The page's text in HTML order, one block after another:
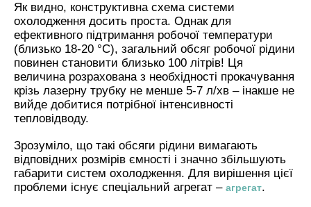
Як видно, конструктивна схема системи
охолодження досить проста. Однак для
ефективного підтримання робочої температури
(близько 18-20 °С), загальний обсяг робочої рідини
повинен становити близько 100 літрів! Ця
величина розрахована з необхідності прокачування
крізь лазерну трубку не менше 5-7 л/хв – інакше не
вийде добитися потрібної інтенсивності
тепловідводу.
Зрозуміло, що такі обсяги рідини вимагають
відповідних розмірів ємності і значно збільшують
габарити систем охолодження. Для вирішення цієї
проблеми існує спеціальний агрегат – агрегат.